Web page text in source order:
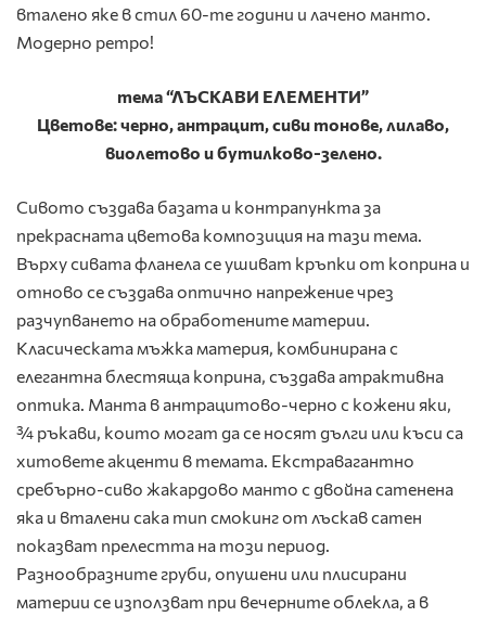
вталено яке в стил 60-те години и лачено манто.
Модерно ретро!
тема“ЛЪСКАВИ ЕЛЕМЕНТИ”
Цветове:черно,антрацит,сиви тонове, лилаво,
виолетово ибутилково-зелено.
Сивото създава базата и контрапункта за
прекрасната цветова композиция на тази тема.
Върху сивата фланела се ушиват кръпки от коприна и
отново се създава оптично напрежение чрез
разчупването на обработените материи.
Класическата мъжка материя, комбинирана с
елегантна блестяща коприна, създава атрактивна
оптика. Манта в антрацитово-черно с кожени яки,
¾ ръкави, които могат да се носят дълги или къси са
хитовете акценти в темата. Екстравагантно
сребърно-сиво жакардово манто с двойна сатенена
яка и вталени сака тип смокинг от лъскав сатен
показват прелестта на този период.
Разнообразните груби, опушени или плисирани
материи се използват при вечерните облекла, а в